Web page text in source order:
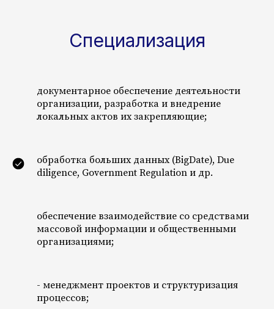
Специализация
документарное обеспечение деятельности
организации, разработка и внедрение
локальных актов их закрепляющие;
обработка больших данных (BigDate), Due
diligence, Government Regulation и др.
обеспечение взаимодействие со средствами
массовой информации и общественными
организациями;
- менеджмент проектов и структуризация
процессов;
достижения